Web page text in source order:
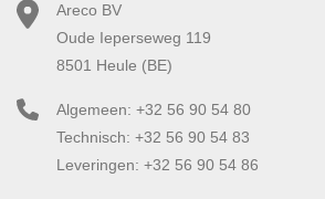
Areco BV
Oude Ieperseweg 119
8501 Heule (BE)
Algemeen: +32 56 90 54 80
Technisch: +32 56 90 54 83
Leveringen: +32 56 90 54 86